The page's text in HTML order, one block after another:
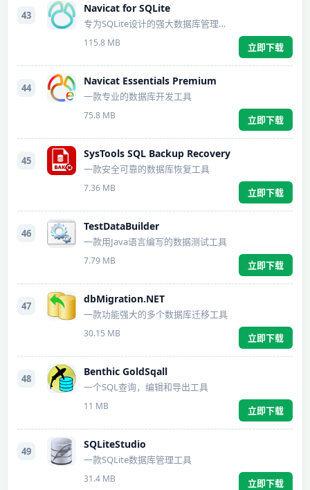
43
Navicat for SQLite
专为SQLite设计的强大数据库管理及开发工具
115.8 MB 立即下载
44
Navicat Essentials Premium
一款专业的数据库开发工具
75.8 MB 立即下载
45
SysTools SQL Backup Recovery
一款安全可靠的数据库恢复工具
7.36 MB 立即下载
46
TestDataBuilder
一款用Java语言编写的数据测试工具
7.79 MB 立即下载
47
dbMigration.NET
一款功能强大的多个数据库迁移工具
30.15 MB 立即下载
48
Benthic GoldSqall
一个SQL查询，编辑和导出工具
11 MB 立即下载
49
SQLiteStudio
一款SQLite数据库管理工具
31.4 MB 立即下载